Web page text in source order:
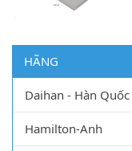
HÃNG
Daihan - Hàn Quốc
Hamilton-Anh